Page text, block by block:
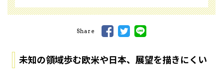
Share
未知の領域歩む欧米や日本、展望を描きにくい